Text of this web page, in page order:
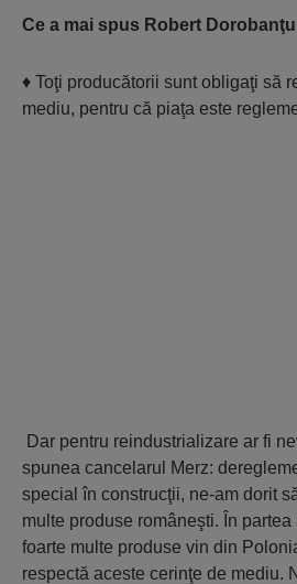
Ce a mai spus Robert
♦ Toţi producătorii sunt obligaţi să
mediu, pentru că piaţa este
Dar pentru reindustrializare ar fi
spunea cancelarul Merz:
special în construcţii, ne-am dorit
multe produse româneşti. În
foarte multe produse vin din
respectă aceste cerinţe de mediu.